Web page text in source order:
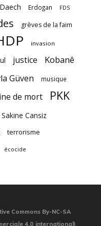
Daech Erdogan FDS
grèves de la faim
invasion
justice Kobanê
Güven musique
de mort PKK
Sakine Cansiz
terrorisme
écocide
Commons By-NC-SA
4.0 international)